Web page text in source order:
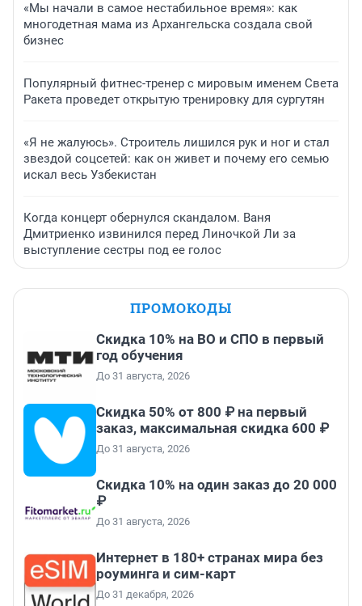
«Мы начали в самое нестабильное время»: как
многодетная мама из Архангельска создала свой
бизнес
Популярный фитнес-тренер с мировым именем Света
Ракета проведет открытую тренировку для сургутян
«Я не жалуюсь». Строитель лишился рук и ног и стал
звездой соцсетей: как он живет и почему его семью
искал весь Узбекистан
Когда концерт обернулся скандалом. Ваня
Дмитриенко извинился перед Линочкой Ли за
выступление сестры под ее голос
ПРОМОКОДЫ
Скидка 10% на ВО и СПО в первый
год обучения
До 31 августа, 2026
Скидка 50% от 800 ₽ на первый
заказ, максимальная скидка 600 ₽
До 31 августа, 2026
Скидка 10% на один заказ до 20 000
₽
До 31 августа, 2026
Интернет в 180+ странах мира без
роуминга и сим-карт
До 31 декабря, 2026